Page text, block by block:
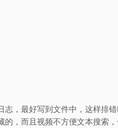
，最好写到文件中，这样排
，而且视频不方便文本搜索